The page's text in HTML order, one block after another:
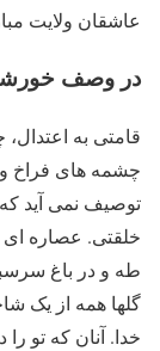
عاشقان ولایت
در وصف
قامتی به
چشمه های فراخ و
توصیف نمی آید که
خلقتی. عصاره ای
طه و در باغ
گلها همه از یک
خدا. آنان که تو